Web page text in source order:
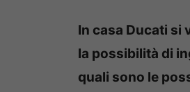
In casa Ducati si
la possibilità di
quali sono le